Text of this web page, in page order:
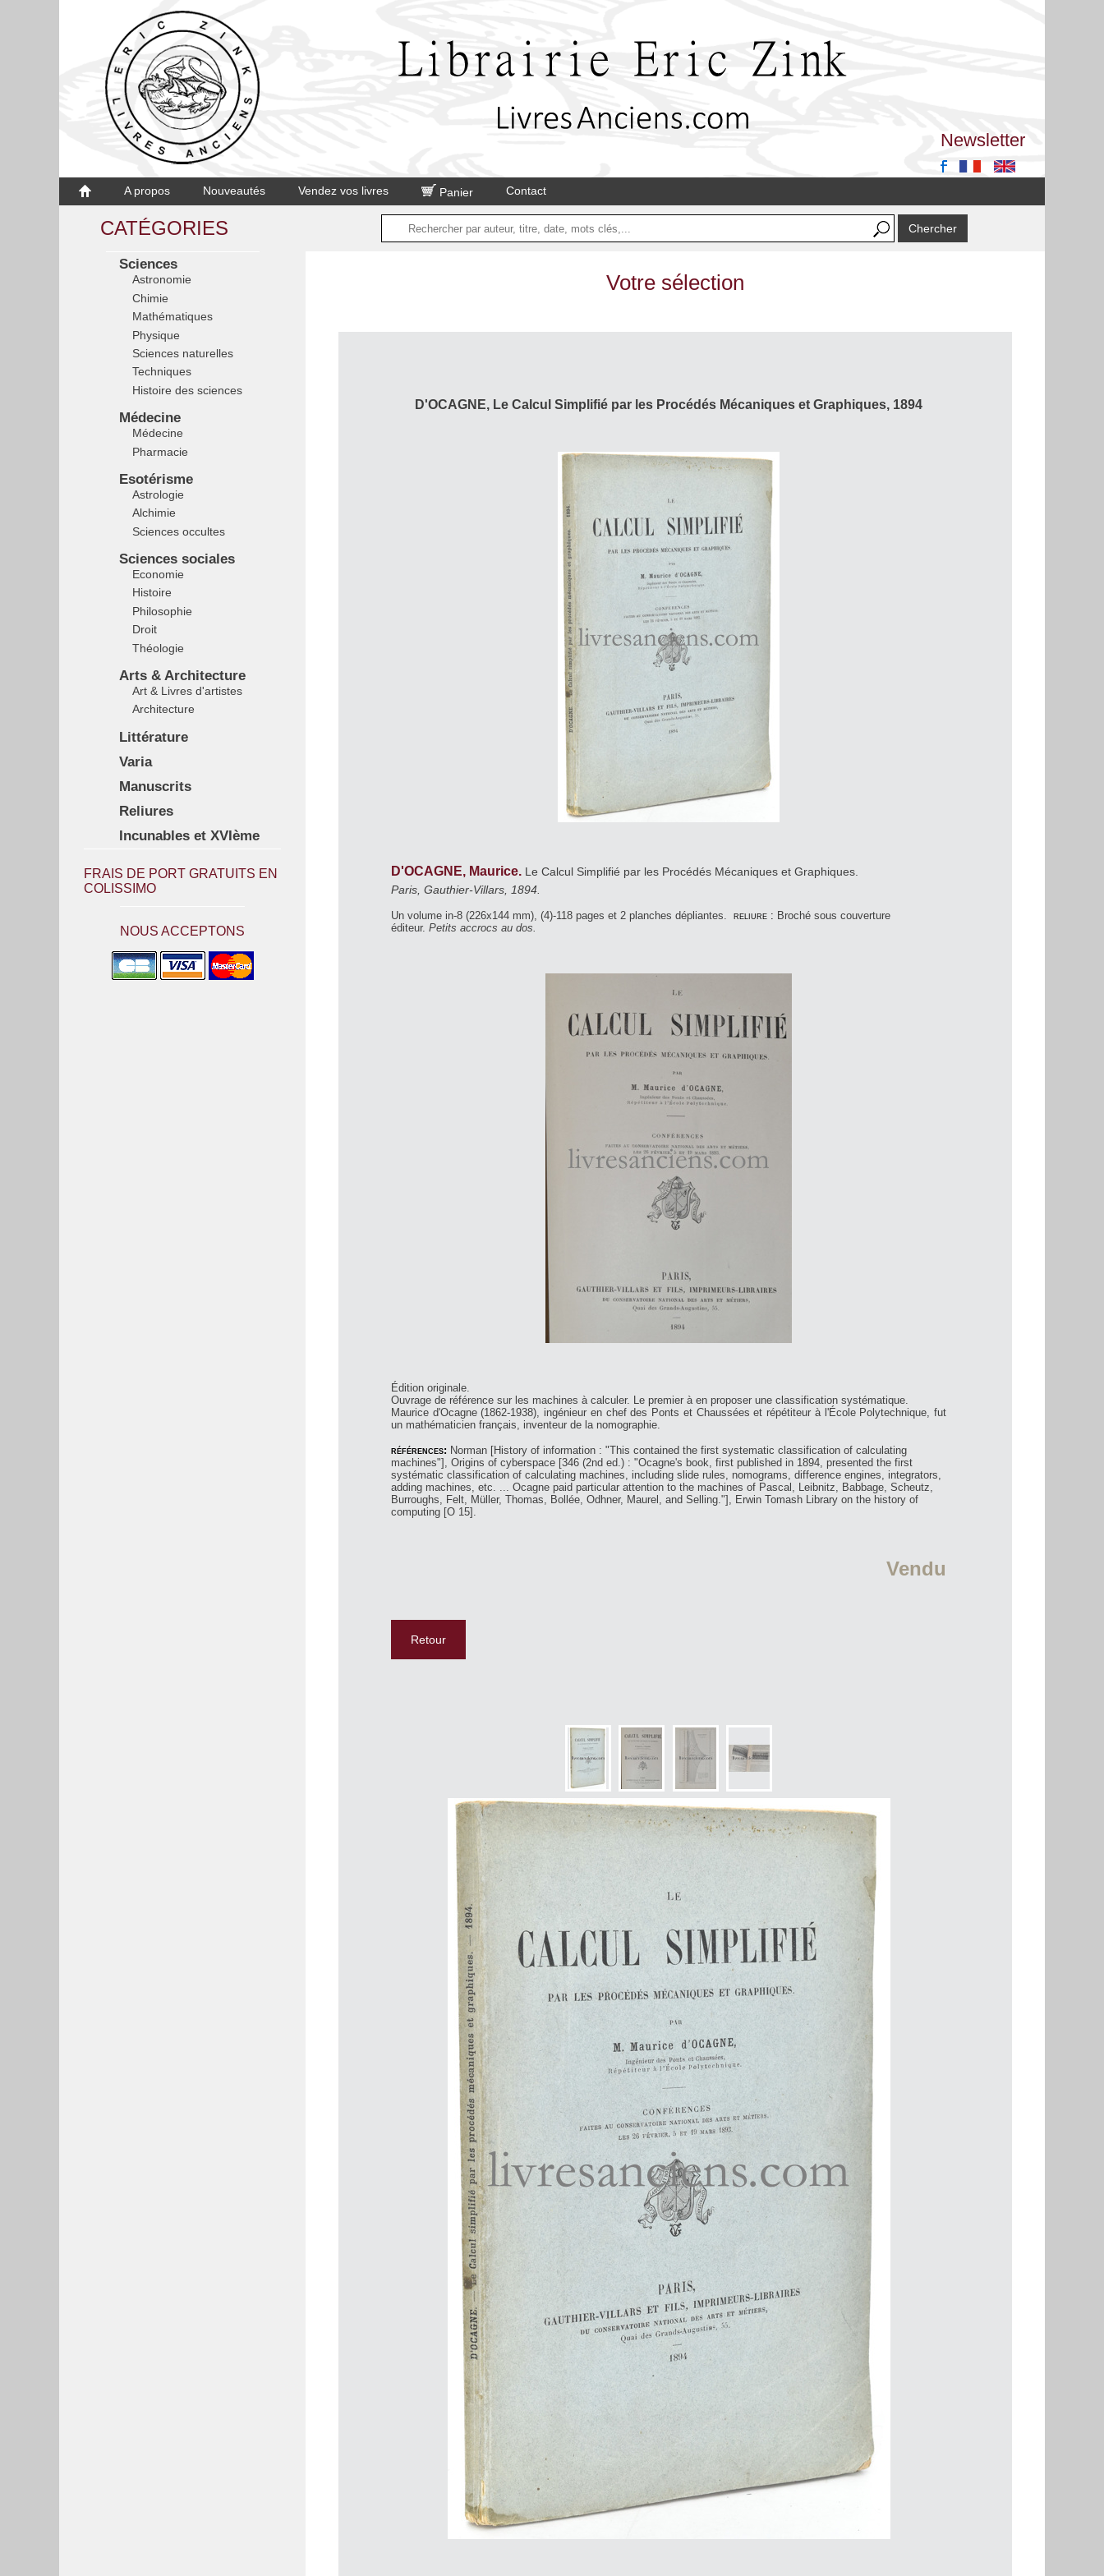
Newsletter
A propos Nouveautés Vendez vos livres Panier Contact
CATÉGORIES
Sciences
Astronomie
Chimie
Mathématiques
Physique
Sciences naturelles
Techniques
Histoire des sciences
Médecine
Médecine
Pharmacie
Esotérisme
Astrologie
Alchimie
Sciences occultes
Sciences sociales
Economie
Histoire
Philosophie
Droit
Théologie
Arts & Architecture
Art & Livres d'artistes
Architecture
Littérature
Varia
Manuscrits
Reliures
Incunables et XVIème
FRAIS DE PORT GRATUITS EN
COLISSIMO
NOUS ACCEPTONS
Votre sélection
D'OCAGNE, Le Calcul Simplifié par les Procédés Mécaniques et Graphiques, 1894
D'OCAGNE, Maurice. Le Calcul Simplifié par les Procédés Mécaniques et Graphiques.
Paris, Gauthier-Villars, 1894.
Un volume in-8 (226x144 mm), (4)-118 pages et 2 planches dépliantes. reliure : Broché sous couverture
éditeur. Petits accrocs au dos.
Édition originale.
Ouvrage de référence sur les machines à calculer. Le premier à en proposer une classification systématique.
Maurice d'Ocagne (1862-1938), ingénieur en chef des Ponts et Chaussées et répétiteur à l'École Polytechnique, fut
un mathématicien français, inventeur de la nomographie.
références: Norman [History of information : "This contained the first systematic classification of calculating
machines"], Origins of cyberspace [346 (2nd ed.) : "Ocagne's book, first published in 1894, presented the first
systématic classification of calculating machines, including slide rules, nomograms, difference engines, integrators,
adding machines, etc. ... Ocagne paid particular attention to the machines of Pascal, Leibnitz, Babbage, Scheutz,
Burroughs, Felt, Müller, Thomas, Bollée, Odhner, Maurel, and Selling."], Erwin Tomash Library on the history of
computing [O 15].
Vendu
Retour